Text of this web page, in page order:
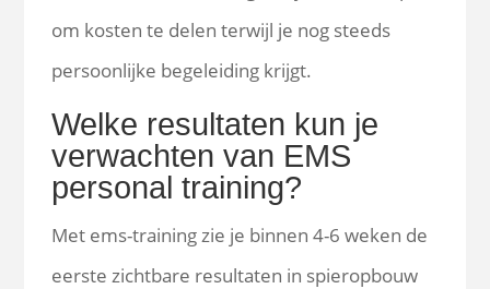
om kosten te delen terwijl je nog steeds
persoonlijke begeleiding krijgt.
Welke resultaten kun je
verwachten van EMS
personal training?
Met ems-training zie je binnen 4-6 weken de
eerste zichtbare resultaten in spieropbouw